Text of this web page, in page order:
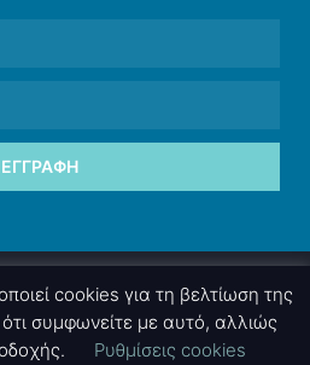
ΕΓΓΡΑΦΉ
cookies για τη βελτίωση της
συμφωνείτε με αυτό, αλλιώς
Ρυθμίσεις cookies